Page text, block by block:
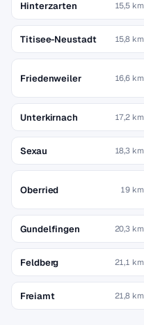
Hinterzarten 15,5 km
Titisee-Neustadt 15,8 km
Friedenweiler 16,6 km
Unterkirnach 17,2 km
Sexau 18,3 km
Oberried 19 km
Gundelfingen 20,3 km
Feldberg 21,1 km
Freiamt 21,8 km